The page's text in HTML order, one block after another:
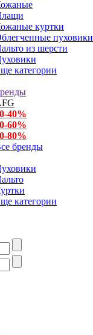
куртки
пуховики
из шерсти
категории
40%
60%
80%
бренды
категории